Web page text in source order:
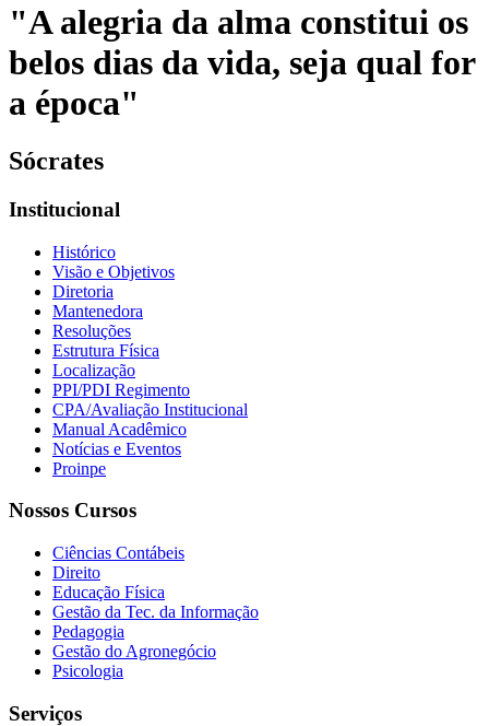
"A alegria da alma constitui os
belos dias da vida, seja qual for
a época"
Sócrates
Institucional
Histórico
Visão e Objetivos
Diretoria
Mantenedora
Resoluções
Estrutura Física
Localização
PPI/PDI Regimento
CPA/Avaliação Institucional
Manual Acadêmico
Notícias e Eventos
Proinpe
Nossos Cursos
Ciências Contábeis
Direito
Educação Física
Gestão da Tec. da Informação
Pedagogia
Gestão do Agronegócio
Psicologia
Serviços